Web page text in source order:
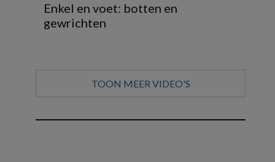
Enkel en voet: botten en
gewrichten
TOON MEER VIDEO'S